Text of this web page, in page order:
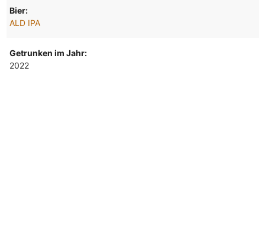
Bier:
ALD IPA
Getrunken im Jahr:
2022